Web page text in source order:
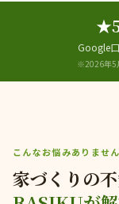
Google
※2026年5
こんなお悩みありませ
家づくりの